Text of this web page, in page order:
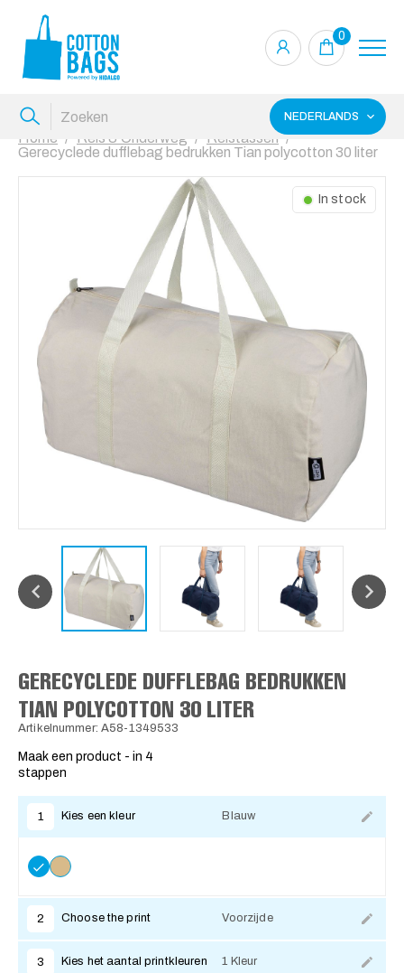
0
NEDERLANDS
Home Reis & Onderweg
Reistassen
Gerecyclede dufflebag bedrukken Tian polycotton 30 liter
In stock
GERECYCLEDE DUFFLEBAG BEDRUKKEN
TIAN POLYCOTTON 30 LITER
Artikelnummer: A58-1349533
Maak een product - in 4
stappen
1 Kies een kleur Blauw
2 Choose the print Voorzijde
3 Kies het aantal printkleuren 1 Kleur